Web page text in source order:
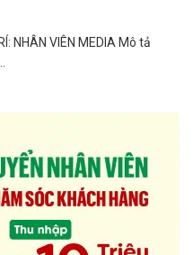
NHÂN VIÊN MEDIA Mô tả